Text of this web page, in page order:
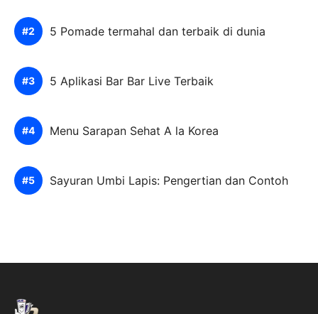
5 Pomade termahal dan terbaik di dunia
5 Aplikasi Bar Bar Live Terbaik
Menu Sarapan Sehat A la Korea
Sayuran Umbi Lapis: Pengertian dan Contoh